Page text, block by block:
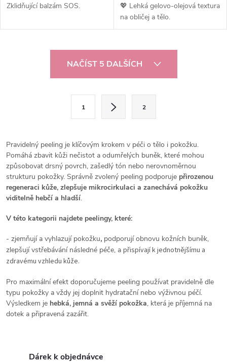
Zklidňující balzám SOS.
💖 Lehká gelovo-olejová textura
na obličej a tělo.
d
a
c
í
p
r
v
k
y
NAČÍST 5 DALŠÍCH
á
n
k
o
v
á
í
1 2
Pravidelný peeling je klíčovým krokem v péči o tělo i pokožku.
Pomáhá zbavit kůži nečistot a odumřelých buněk, které mohou
způsobovat drsný povrch, zašedlý tón nebo nerovnoměrnou
strukturu pokožky. Správně zvolený peeling podporuje přirozenou
regeneraci kůže, zlepšuje mikrocirkulaci a zanechává pokožku
viditelně hebčí a hladší.
V této kategorii najdete peelingy, které:
- zjemňují a vyhlazují pokožku, podporují obnovu kožních buněk,
zlepšují vstřebávání následné péče, a přispívají k jednotnějšímu a
zdravému vzhledu kůže.
Pro maximální efekt doporučujeme peeling používat pravidelně dle
typu pokožky a vždy jej doplnit hydratační nebo výživnou péčí.
Výsledkem je hebká, jemná a svěží pokožka, která je příjemná na
dotek a připravená zazářit.
Dárek k objednávce